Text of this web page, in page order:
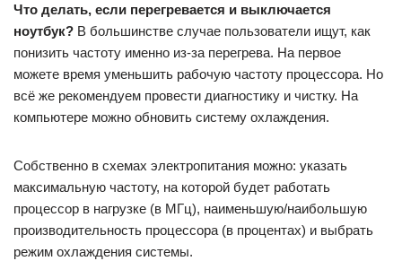
Что делать, если перегревается и выключается
ноутбук? В большинстве случае пользователи ищут, как
понизить частоту именно из-за перегрева. На первое
можете время уменьшить рабочую частоту процессора. Но
всё же рекомендуем провести диагностику и чистку. На
компьютере можно обновить систему охлаждения.
Собственно в схемах электропитания можно: указать
максимальную частоту, на которой будет работать
процессор в нагрузке (в МГц), наименьшую/наибольшую
производительность процессора (в процентах) и выбрать
режим охлаждения системы.